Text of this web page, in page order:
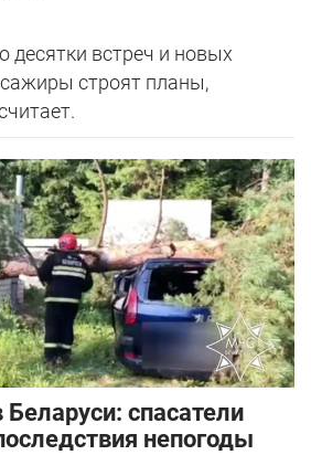
десятки встреч и новых
строят планы,
Беларуси: спасатели
непогоды